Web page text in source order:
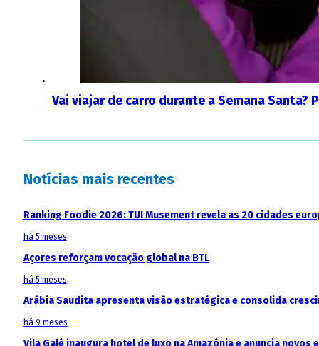
Vai viajar de carro durante a Semana Santa?
Notícias mais recentes
Ranking Foodie 2026: TUI Musement revela as 20 cidades
há 5 meses
Açores reforçam vocação global na BTL
há 5 meses
Arábia Saudita apresenta visão estratégica e consolida
há 9 meses